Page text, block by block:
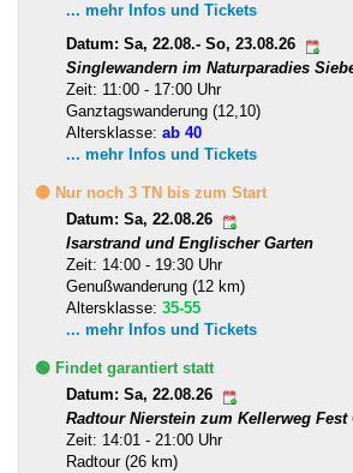
... mehr Infos und Tickets
Datum: Sa, 22.08.- So, 23.08.26
Singlewandern im Naturparadies
Zeit: 11:00 - 17:00 Uhr
Ganztagswanderung (12,10)
Altersklasse: ab 40
... mehr Infos und Tickets
🟡 Nur noch 3 TN bis zum Start
Datum: Sa, 22.08.26
Isarstrand und Englischer Garten
Zeit: 14:00 - 19:30 Uhr
Genußwanderung (12 km)
Altersklasse: 35-55
... mehr Infos und Tickets
🟢 Findet garantiert statt
Datum: Sa, 22.08.26
Radtour Nierstein zum Kellerweg Fest
Zeit: 14:01 - 21:00 Uhr
Radtour (26 km)